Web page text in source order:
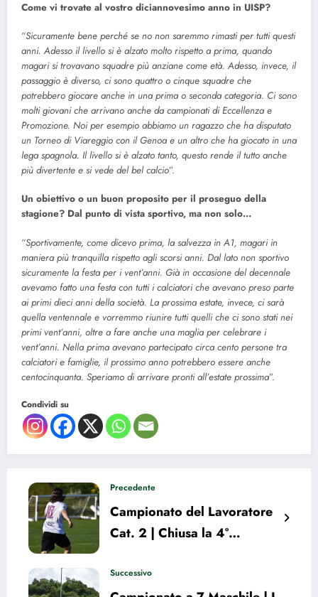
Come vi trovate al vostro diciannovesimo anno in UISP?
“Sicuramente bene perché se no non saremmo rimasti per tutti questi
anni. Adesso il livello si è alzato molto rispetto a prima, quando
magari si trovavano squadre più anziane come età. Adesso, invece, il
passaggio è diverso, ci sono quattro o cinque squadre che
potrebbero giocare anche in una prima o seconda categoria. Ci sono
molti giovani che arrivano anche da campionati di Eccellenza e
Promozione. Noi per esempio abbiamo un ragazzo che ha disputato
un Torneo di Viareggio con il Genoa e un altro che ha giocato in una
lega spagnola. Il livello si è alzato tanto, questo rende il tutto anche
più divertente e si vede del bel calcio”.
Un obiettivo o un buon proposito per il proseguo della
stagione? Dal punto di vista sportivo, ma non solo…
“Sportivamente, come dicevo prima, la salvezza in A1, magari in
maniera più tranquilla rispetto agli scorsi anni. Dal lato non sportivo
sicuramente la festa per i vent’anni. Già in occasione del decennale
avevamo fatto una festa con tutti i calciatori che avevano preso parte
ai primi dieci anni della società. La prossima estate, invece, ci sarà
quella ventennale e vorremmo riunire tutti quelli che ci sono stati nei
primi vent’anni, oltre a fare anche una maglia per celebrare i
vent’anni. Nella prima avevano partecipato circa cento persone tra
calciatori e famiglie, il prossimo anno potrebbero essere anche
centocinquanta. Speriamo di arrivare pronti all’estate prossima”.
Condividi su
Precedente
Campionato del Lavoratore
Cat. 2 | Chiusa la 4°
prima sosta
Successivo